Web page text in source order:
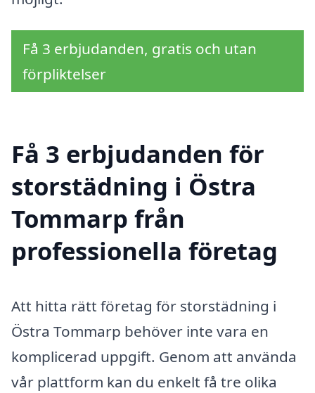
Få 3 erbjudanden, gratis och utan
förpliktelser
Få 3 erbjudanden för
storstädning i Östra
Tommarp från
professionella företag
Att hitta rätt företag för storstädning i
Östra Tommarp behöver inte vara en
komplicerad uppgift. Genom att använda
vår plattform kan du enkelt få tre olika